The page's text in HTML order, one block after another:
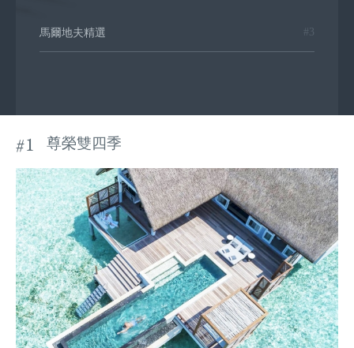
馬爾地夫精選 #3
#1 尊榮雙四季